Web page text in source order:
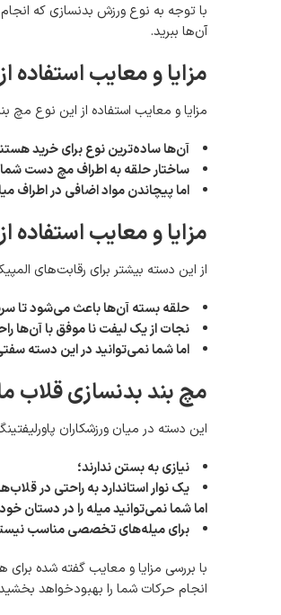
با توجه به نوع ورزش بدنسازی که انجام
آن‌ها ببرید.
مزایا و معایب استفاده
مزایا و معایب استفاده از این نوع مچ
آن‌ها ساده‌ترین نوع برای خرید
ساختار حلقه به اطراف مچ دست
اما پیچاندن مواد اضافی در
مزایا و معایب استفاده
از این دسته بیشتر برای رقابت‌های
حلقه بسته آن‌ها باعث می‌شود تا
نجات از یک لیفت نا موفق با آن‌ها
اما شما نمی‌توانید در این دسته
مچ بند بدنسازی قلاب
این دسته در میان ورزشکاران
نیازی به بستن ندارند؛
یک نوار استاندارد به راحتی در
اما شما نمی‌توانید میله را در دستان
برای میله‌های تخصصی مناسب
با بررسی مزایا و معایب گفته شده
انجام حرکات شما را بهبودخواهد